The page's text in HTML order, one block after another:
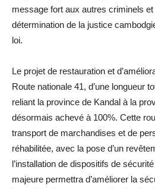
message fort aux autres criminels
détermination de la justice
loi.
Le projet de restauration et
Route nationale 41, d’une longueur
reliant la province de Kandal à la
désormais achevé à 100%. Cette
transport de marchandises et de
réhabilitée, avec la pose d’un
l’installation de dispositifs de
majeure permettra d’améliorer la